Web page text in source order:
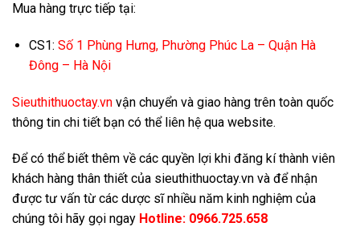
Mua hàng trực tiếp tại:
CS1: Số 1 Phùng Hưng, Phường Phúc La – Quận Hà
Đông – Hà Nội
Sieuthithuoctay.vn vận chuyển và giao hàng trên toàn quốc
thông tin chi tiết bạn có thể liên hệ qua website.
Để có thể biết thêm về các quyền lợi khi đăng kí thành viên
khách hàng thân thiết của sieuthithuoctay.vn và để nhận
được tư vấn từ các dược sĩ nhiều năm kinh nghiệm của
chúng tôi hãy gọi ngay Hotline: 0966.725.658